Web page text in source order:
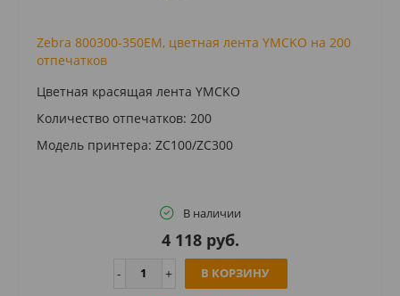
Zebra 800300-350EM, цветная лента YMCKO на 200
отпечатков
Цветная красящая лента YMCKO
Количество отпечатков: 200
Модель принтера: ZC100/ZC300
В наличии
4 118 руб.
В КОРЗИНУ